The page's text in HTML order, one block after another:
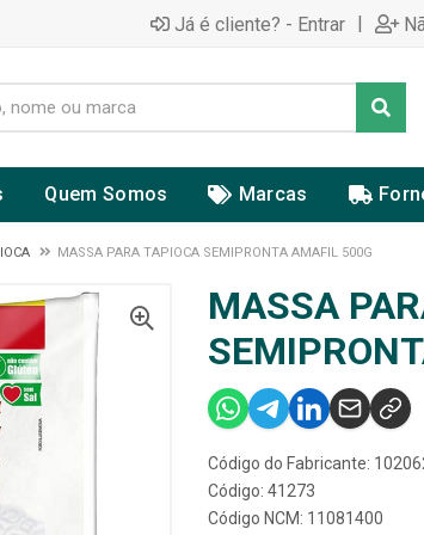
Já é cliente? - Entrar |
Quem Somos Marcas
MASSA PARA TAPIOCA SEMIPRONTA AMAFIL 500G
MASSA
Código do Fabricante:
Código: 41273
Código NCM: 11081400